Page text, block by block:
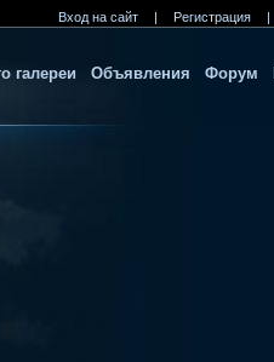
Вход на сайт | Регистрация |
галереи Объявления Форум